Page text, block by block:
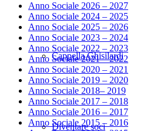
Cappella Ghisilardi
Diventare soci
Anno Sociale 2026 – 2027
Anno Sociale 2024 – 2025
Anno Sociale 2025 – 2026
Anno Sociale 2023 – 2024
Anno Sociale 2022 – 2023
Anno Sociale 2021 – 2022
Anno Sociale 2020 – 2021
Anno Sociale 2019 – 2020
Anno Sociale 2018– 2019
Anno Sociale 2017 – 2018
Anno Sociale 2016 – 2017
Anno Sociale 2015 – 2016